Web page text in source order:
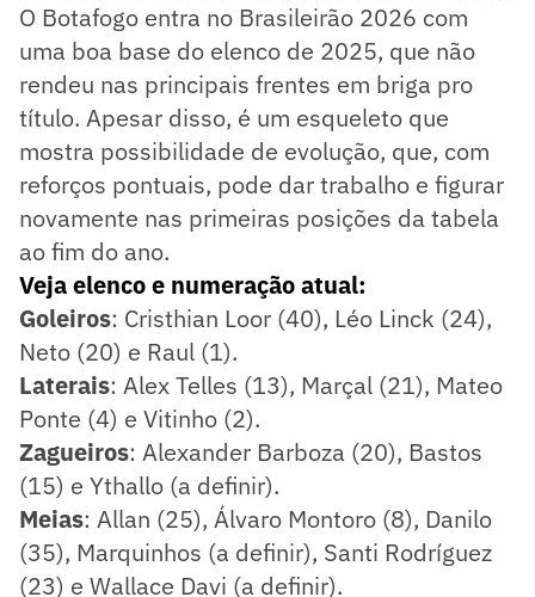
O Botafogo entra no Brasileirão 2026 com
uma boa base do elenco de 2025, que não
rendeu nas principais frentes em briga pro
título. Apesar disso, é um esqueleto que
mostra possibilidade de evolução, que, com
reforços pontuais, pode dar trabalho e figurar
novamente nas primeiras posições da tabela
ao fim do ano.
Veja elenco e numeração atual:
Goleiros: Cristhian Loor (40), Léo Linck (24),
Neto (20) e Raul (1).
Laterais: Alex Telles (13), Marçal (21), Mateo
Ponte (4) e Vitinho (2).
Zagueiros: Alexander Barboza (20), Bastos
(15) e Ythallo (a definir).
Meias: Allan (25), Álvaro Montoro (8), Danilo
(35), Marquinhos (a definir), Santi Rodríguez
(23) e Wallace Davi (a definir).